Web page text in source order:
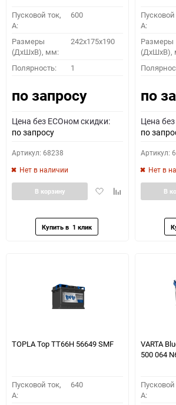
Пусковой ток,
A:
600
Размеры
(ДхШхВ), мм:
242x175x190
Полярность: 1
по запросу
Цена без ECOном скидки:
по запросу
Артикул: 68238
Нет в наличии
ДобавитьДобавить
В корзину
Пусковой
A:
Размеры
(ДхШхВ),
по
Цена
по
Артикул:
Нет в
В
TOPLA Top TT66H 56649 SMF
Пусковой ток,
A:
640
VARTA
500 064
Пусковой
A: